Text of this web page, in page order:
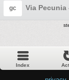
gc Via
Index